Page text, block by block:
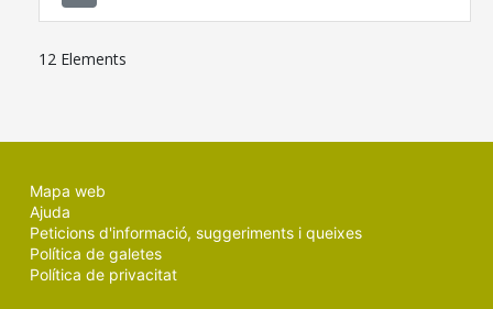
12 Elements
Mapa web
Ajuda
Peticions d'informació, suggeriments i queixes
Política de galetes
Política de privacitat